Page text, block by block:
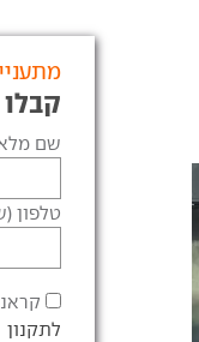
שם
טלפון
לתקנון